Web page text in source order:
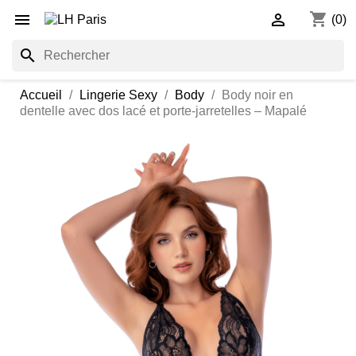
 shopping_cart (0)

search
Accueil Lingerie Sexy Body
Body noir en
dentelle avec dos lacé et porte-jarretelles – Mapalé